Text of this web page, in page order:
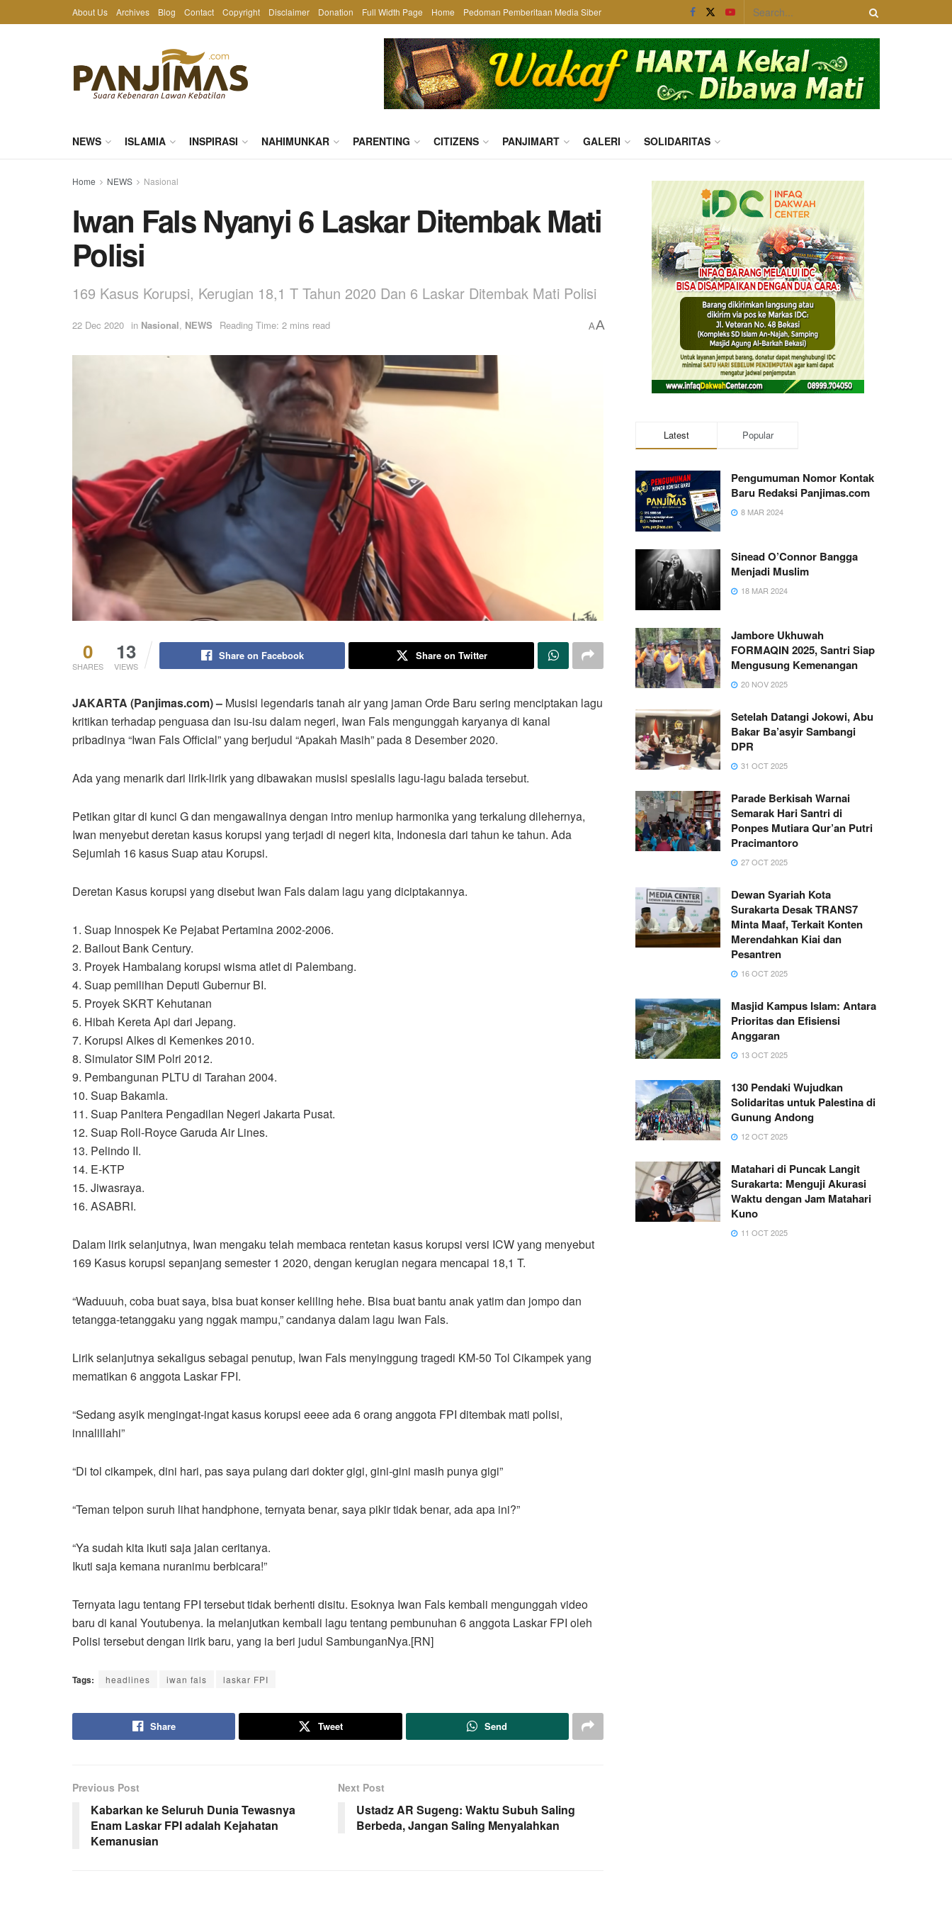
About Us Archives Blog Contact Copyright Disclaimer Donation Full Width Page Home Pedoman Pemberitaan Media Siber
NEWS ISLAMIA INSPIRASI NAHIMUNKAR PARENTING CITIZENS PANJIMART GALERI SOLIDARITAS
Home NEWS Nasional
Iwan Fals Nyanyi 6 Laskar Ditembak Mati
Polisi
169 Kasus Korupsi, Kerugian 18,1 T Tahun 2020 Dan 6 Laskar Ditembak Mati Polisi
22 Dec 2020 in Nasional, NEWS Reading Time: 2 mins read AA
0
SHARES
13
VIEWS
Share on Facebook Share on Twitter
JAKARTA (Panjimas.com) – Musisi legendaris tanah air yang jaman Orde Baru sering menciptakan lagu
kritikan terhadap penguasa dan isu-isu dalam negeri, Iwan Fals mengunggah karyanya di kanal
pribadinya “Iwan Fals Official” yang berjudul “Apakah Masih” pada 8 Desember 2020.
Ada yang menarik dari lirik-lirik yang dibawakan musisi spesialis lagu-lagu balada tersebut.
Petikan gitar di kunci G dan mengawalinya dengan intro meniup harmonika yang terkalung dilehernya,
Iwan menyebut deretan kasus korupsi yang terjadi di negeri kita, Indonesia dari tahun ke tahun. Ada
Sejumlah 16 kasus Suap atau Korupsi.
Deretan Kasus korupsi yang disebut Iwan Fals dalam lagu yang diciptakannya.
1. Suap Innospek Ke Pejabat Pertamina 2002-2006.
2. Bailout Bank Century.
3. Proyek Hambalang korupsi wisma atlet di Palembang.
4. Suap pemilihan Deputi Gubernur BI.
5. Proyek SKRT Kehutanan
6. Hibah Kereta Api dari Jepang.
7. Korupsi Alkes di Kemenkes 2010.
8. Simulator SIM Polri 2012.
9. Pembangunan PLTU di Tarahan 2004.
10. Suap Bakamla.
11. Suap Panitera Pengadilan Negeri Jakarta Pusat.
12. Suap Roll-Royce Garuda Air Lines.
13. Pelindo II.
14. E-KTP
15. Jiwasraya.
16. ASABRI.
Dalam lirik selanjutnya, Iwan mengaku telah membaca rentetan kasus korupsi versi ICW yang menyebut
169 Kasus korupsi sepanjang semester 1 2020, dengan kerugian negara mencapai 18,1 T.
“Waduuuh, coba buat saya, bisa buat konser keliling hehe. Bisa buat bantu anak yatim dan jompo dan
tetangga-tetanggaku yang nggak mampu,” candanya dalam lagu Iwan Fals.
Lirik selanjutnya sekaligus sebagai penutup, Iwan Fals menyinggung tragedi KM-50 Tol Cikampek yang
mematikan 6 anggota Laskar FPI.
“Sedang asyik mengingat-ingat kasus korupsi eeee ada 6 orang anggota FPI ditembak mati polisi,
innalillahi”
“Di tol cikampek, dini hari, pas saya pulang dari dokter gigi, gini-gini masih punya gigi”
“Teman telpon suruh lihat handphone, ternyata benar, saya pikir tidak benar, ada apa ini?”
“Ya sudah kita ikuti saja jalan ceritanya.
Ikuti saja kemana nuranimu berbicara!”
Ternyata lagu tentang FPI tersebut tidak berhenti disitu. Esoknya Iwan Fals kembali mengunggah video
baru di kanal Youtubenya. Ia melanjutkan kembali lagu tentang pembunuhan 6 anggota Laskar FPI oleh
Polisi tersebut dengan lirik baru, yang ia beri judul SambunganNya.[RN]
Tags: headlines iwan fals laskar FPI
Share Tweet Send
Previous Post
Kabarkan ke Seluruh Dunia Tewasnya
Enam Laskar FPI adalah Kejahatan
Kemanusian
Next Post
Ustadz AR Sugeng: Waktu Subuh Saling
Berbeda, Jangan Saling Menyalahkan
Latest Popular
Pengumuman Nomor Kontak
Baru Redaksi Panjimas.com
8 MAR 2024
Sinead O’Connor Bangga
Menjadi Muslim
18 MAR 2024
Jambore Ukhuwah
FORMAQIN 2025, Santri Siap
Mengusung Kemenangan
20 NOV 2025
Setelah Datangi Jokowi, Abu
Bakar Ba’asyir Sambangi
DPR
31 OCT 2025
Parade Berkisah Warnai
Semarak Hari Santri di
Ponpes Mutiara Qur’an Putri
Pracimantoro
27 OCT 2025
Dewan Syariah Kota
Surakarta Desak TRANS7
Minta Maaf, Terkait Konten
Merendahkan Kiai dan
Pesantren
16 OCT 2025
Masjid Kampus Islam: Antara
Prioritas dan Efisiensi
Anggaran
13 OCT 2025
130 Pendaki Wujudkan
Solidaritas untuk Palestina di
Gunung Andong
12 OCT 2025
Matahari di Puncak Langit
Surakarta: Menguji Akurasi
Waktu dengan Jam Matahari
Kuno
11 OCT 2025